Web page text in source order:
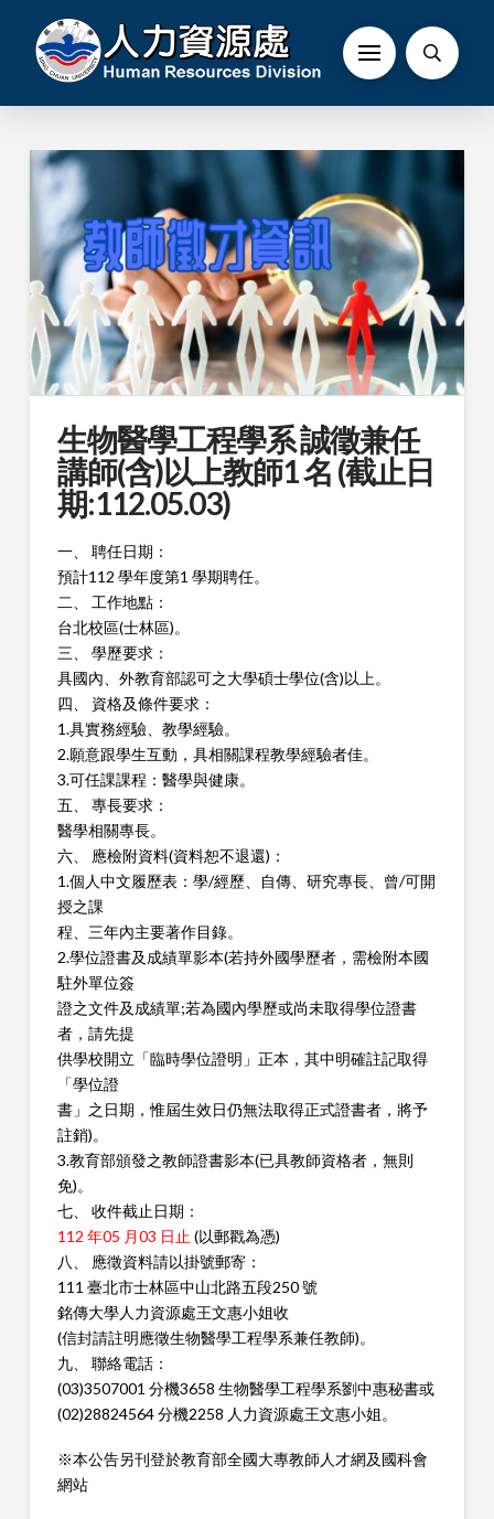
生物醫學工程學系 誠徵兼任
講師(含)以上教師1 名 (截止日
期:112.05.03)
一、 聘任日期：
預計112 學年度第1 學期聘任。
二、 工作地點：
台北校區(士林區)。
三、 學歷要求：
具國內、外教育部認可之大學碩士學位(含)以上。
四、 資格及條件要求：
1.具實務經驗、教學經驗。
2.願意跟學生互動，具相關課程教學經驗者佳。
3.可任課課程：醫學與健康。
五、 專長要求：
醫學相關專長。
六、 應檢附資料(資料恕不退還)：
1.個人中文履歷表：學/經歷、自傳、研究專長、曾/可開
授之課
程、三年內主要著作目錄。
2.學位證書及成績單影本(若持外國學歷者，需檢附本國
駐外單位簽
證之文件及成績單;若為國內學歷或尚未取得學位證書
者，請先提
供學校開立「臨時學位證明」正本，其中明確註記取得
「學位證
書」之日期，惟屆生效日仍無法取得正式證書者，將予
註銷)。
3.教育部頒發之教師證書影本(已具教師資格者，無則
免)。
七、 收件截止日期：
112 年05 月03 日止 (以郵戳為憑)
八、 應徵資料請以掛號郵寄：
111 臺北市士林區中山北路五段250 號
銘傳大學人力資源處王文惠小姐收
(信封請註明應徵生物醫學工程學系兼任教師)。
九、 聯絡電話：
(03)3507001 分機3658 生物醫學工程學系劉中惠秘書或
(02)28824564 分機2258 人力資源處王文惠小姐。
※本公告另刊登於教育部全國大專教師人才網及國科會
網站